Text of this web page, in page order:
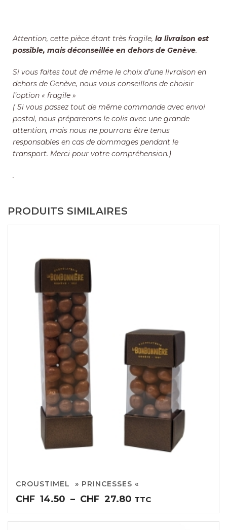
Attention, cette pièce étant très fragile, la livraison est
possible, mais déconseillée en dehors de Genève.
Si vous faites tout de même le choix d’une livraison en
dehors de Genève, nous vous conseillons de choisir
l’option « fragile »
( Si vous passez tout de même commande avec envoi
postal, nous préparerons le colis avec une grande
attention, mais nous ne pourrons être tenus
responsables en cas de dommages pendant le
transport. Merci pour votre compréhension.)
.
PRODUITS SIMILAIRES
CROUSTIMEL » PRINCESSES «
CHF 14.50 – CHF 27.80 Plage
de
prix :
TTC